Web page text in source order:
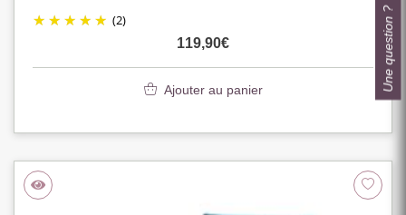
(2)
119,90€
Ajouter au panier Une question ?